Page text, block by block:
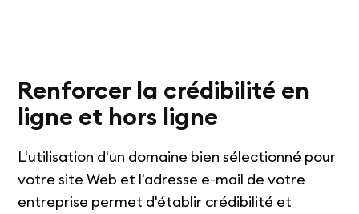
Renforcer la crédibilité en
ligne et hors ligne
L'utilisation d'un domaine bien sélectionné pour
votre site Web et l'adresse e-mail de votre
entreprise permet d'établir crédibilité et